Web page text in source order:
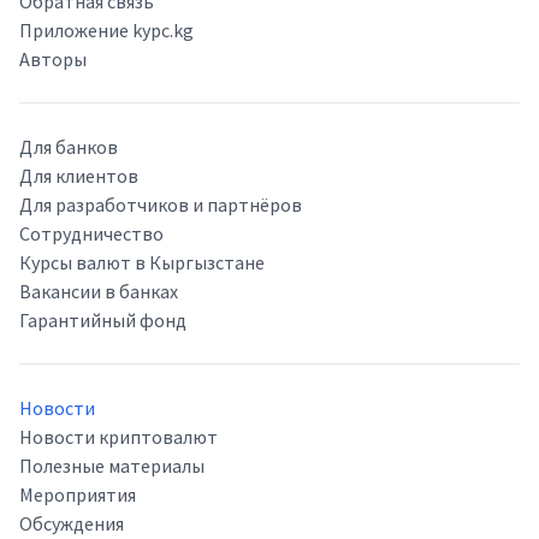
Приложение kypc.kg
Авторы
Для банков
Для клиентов
Для разработчиков и партнёров
Сотрудничество
Курсы валют в Кыргызстане
Вакансии в банках
Гарантийный фонд
Новости
Новости криптовалют
Полезные материалы
Мероприятия
Обсуждения